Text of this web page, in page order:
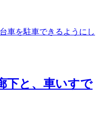
車を駐車できるようにし
下と、車いすで